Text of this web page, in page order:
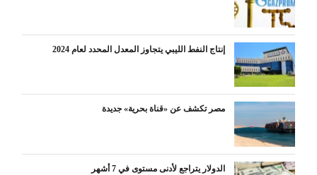
إنتاج النفط الليبي يتجاوز المعدل المحدد لعام 2024
مصر تكشف عن «قناة بحرية» جديدة
الدولار يتراجع لأدنى مستوى في 7 أشهر